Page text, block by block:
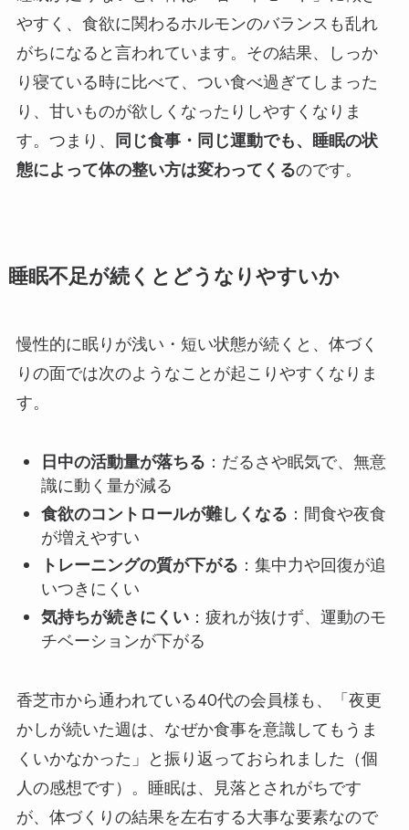
やすく、食欲に関わるホルモンのバランスも乱れ
がちになると言われています。その結果、しっか
り寝ている時に比べて、つい食べ過ぎてしまった
り、甘いものが欲しくなったりしやすくなりま
す。つまり、 同じ食事・同じ運動でも、睡眠の状
態によって体の整い方は変わってくるのです。
睡眠不足が続くとどうなりやすいか
慢性的に眠りが浅い・短い状態が続くと、体づく
りの面では次のようなことが起こりやすくなりま
す。
日中の活動量が落ちる ：だるさや眠気で、無意
識に動く量が減る
食欲のコントロールが難しくなる ：間食や夜食
が増えやすい
トレーニングの質が下がる ：集中力や回復が追
いつきにくい
気持ちが続きにくい：疲れが抜けず、運動のモ
チベーションが下がる
香芝市から通われている40代の会員様も、「夜更
かしが続いた週は、なぜか食事を意識してもうま
くいかなかった」と振り返っておられました（個
人の感想です）。睡眠は、見落とされがちです
が、体づくりの結果を左右する大事な要素なので